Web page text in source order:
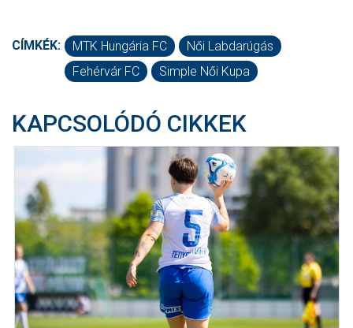
CÍMKÉK: MTK Hungária FC
Női Labdarúgás
Fehérvár FC
Simple Női Kupa
KAPCSOLÓDÓ CIKKEK